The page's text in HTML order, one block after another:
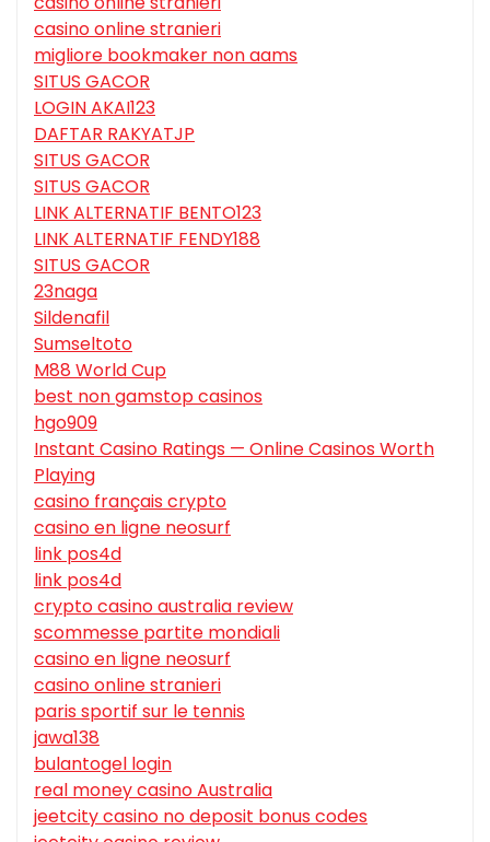
casino online stranieri
migliore bookmaker non aams
SITUS GACOR
LOGIN AKAI123
DAFTAR RAKYATJP
SITUS GACOR
SITUS GACOR
LINK ALTERNATIF BENTO123
LINK ALTERNATIF FENDY188
SITUS GACOR
23naga
Sildenafil
Sumseltoto
M88 World Cup
best non gamstop casinos
hgo909
Instant Casino Ratings — Online Casinos Worth
Playing
casino français crypto
casino en ligne neosurf
link pos4d
link pos4d
crypto casino australia review
scommesse partite mondiali
casino en ligne neosurf
casino online stranieri
paris sportif sur le tennis
jawa138
bulantogel login
real money casino Australia
jeetcity casino no deposit bonus codes